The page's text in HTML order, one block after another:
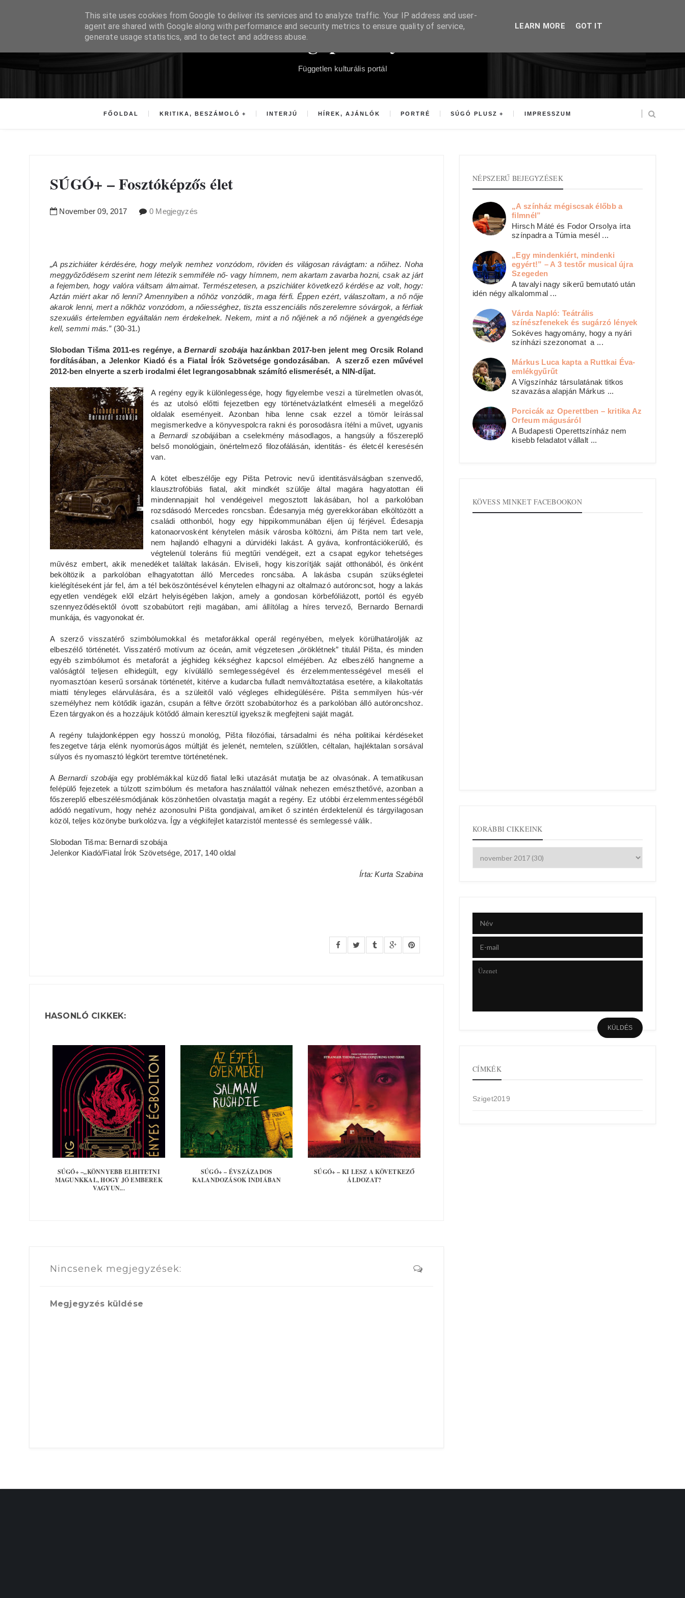
Súgópéldány
Független kulturális portál
FŐOLDAL KRITIKA, BESZÁMOLÓ INTERJÚ HÍREK, AJÁNLÓK PORTRÉ SÚGÓ PLUSZ IMPRESSZUM
SÚGÓ+ – Fosztóképzős élet
November 09, 2017 0 Megjegyzés
„A pszichiáter kérdésére, hogy melyik nemhez vonzódom, röviden és világosan rávágtam: a nőihez. Noha
meggyőződésem szerint nem létezik semmiféle nő- vagy hímnem, nem akartam zavarba hozni, csak az járt
a fejemben, hogy valóra váltsam álmaimat. Természetesen, a pszichiáter következő kérdése az volt, hogy:
Aztán miért akar nő lenni? Amennyiben a nőhöz vonzódik, maga férfi. Éppen ezért, válaszoltam, a nő nője
akarok lenni, mert a nőkhöz vonzódom, a nőiességhez, tiszta esszenciális nőszerelemre sóvárgok, a férfiak
szexuális értelemben egyáltalán nem érdekelnek. Nekem, mint a nő nőjének a nő nőjének a gyengédsége
kell, semmi más.” (30-31.)
Slobodan Tišma 2011-es regénye, aBernardi szobája hazánkban 2017-ben jelent meg Orcsik Roland
fordításában, a Jelenkor Kiadó és a Fiatal Írók Szövetsége gondozásában. A szerző ezen művével
2012-ben elnyerte a szerb irodalmi élet legrangosabbnak számító elismerését, a NIN-díjat.
A regény egyik különlegessége, hogy figyelembe veszi a türelmetlen olvasót,
és az utolsó előtti fejezetben egy történetvázlatként elmeséli a megelőző
oldalak eseményeit. Azonban hiba lenne csak ezzel a tömör leírással
megismerkedve a könyvespolcra rakni és porosodásra ítélni a művet, ugyanis
a Bernardi szobájában a cselekmény másodlagos, a hangsúly a főszereplő
belső monológjain, önértelmező filozofálásán, identitás- és életcél keresésén
van.
A kötet elbeszélője egy Pišta Petrovic nevű identitásválságban szenvedő,
klausztrofóbiás fiatal, akit mindkét szülője által magára hagyatottan éli
mindennapjait hol vendégeivel megosztott lakásában, hol a parkolóban
rozsdásodó Mercedes roncsban. Édesanyja még gyerekkorában elköltözött a
családi otthonból, hogy egy hippikommunában éljen új férjével. Édesapja
katonaorvosként kénytelen másik városba költözni, ám Pišta nem tart vele,
nem hajlandó elhagyni a dúrvidéki lakást. A gyáva, konfrontációkerülő, és
végtelenül toleráns fiú megtűri vendégeit, ezt a csapat egykor tehetséges
művész embert, akik menedéket találtak lakásán. Elviseli, hogy kiszorítják saját otthonából, és önként
beköltözik a parkolóban elhagyatottan álló Mercedes roncsába. A lakásba csupán szükségletei
kielégítéseként jár fel, ám a tél beköszöntésével kénytelen elhagyni az oltalmazó autóroncsot, hogy a lakás
egyetlen vendégek elől elzárt helyiségében lakjon, amely a gondosan körbefóliázott, portól és egyéb
szennyeződésektől óvott szobabútort rejti magában, ami állítólag a híres tervező, Bernardo Bernardi
munkája, és vagyonokat ér.
A szerző visszatérő szimbólumokkal és metaforákkal operál regényében, melyek körülhatárolják az
elbeszélő történetét. Visszatérő motívum az óceán, amit végzetesen „öröklétnek” titulál Pišta, és minden
egyéb szimbólumot és metaforát a jéghideg kékséghez kapcsol elméjében. Az elbeszélő hangneme a
valóságtól teljesen elhidegült, egy kívülálló semlegességével és érzelemmentességével meséli el
nyomasztóan keserű sorsának történetét, kitérve a kudarcba fulladt nemváltoztatása esetére, a kilakoltatás
miatti tényleges elárvulására, és a szüleitől való végleges elhidegülésére. Pišta semmilyen hús-vér
személyhez nem kötődik igazán, csupán a féltve őrzött szobabútorhoz és a parkolóban álló autóroncshoz.
Ezen tárgyakon és a hozzájuk kötődő álmain keresztül igyekszik megfejteni saját magát.
A regény tulajdonképpen egy hosszú monológ, Pišta filozófiai, társadalmi és néha politikai kérdéseket
feszegetve tárja elénk nyomorúságos múltját és jelenét, nemtelen, szülőtlen, céltalan, hajléktalan sorsával
súlyos és nyomasztó légkört teremtve történetének.
ABernardi szobája egy problémákkal küzdő fiatal lelki utazását mutatja be az olvasónak. A tematikusan
felépülő fejezetek a túlzott szimbólum és metafora használattól válnak nehezen emészthetővé, azonban a
főszereplő elbeszélésmódjának köszönhetően olvastatja magát a regény. Ez utóbbi érzelemmentességéből
adódó negatívum, hogy nehéz azonosulni Pišta gondjaival, amiket ő szintén érdektelenül és tárgyilagosan
közöl, teljes közönybe burkolózva. Így a végkifejlet katarzistól mentessé és semlegessé válik.
Slobodan Tišma: Bernardi szobája
Jelenkor Kiadó/Fiatal Írók Szövetsége, 2017, 140 oldal
Írta: Kurta Szabina
HASONLÓ CIKKEK:
SÚGÓ+ –„KÖNNYEBB ELHITETNI
MAGUNKKAL, HOGY JÓ EMBEREK
VAGYUN...
SÚGÓ+ – ÉVSZÁZADOS
KALANDOZÁSOK INDIÁBAN
SÚGÓ+ – KI LESZ A KÖVETKEZŐ
ÁLDOZAT?
Nincsenek megjegyzések:
Megjegyzés küldése
NÉPSZERŰ BEJEGYZÉSEK
„A színház mégiscsak élőbb a
filmnél”
Hirsch Máté és Fodor Orsolya írta
színpadra a Túmia mesél ...
„Egy mindenkiért, mindenki
egyért!” – A 3 testőr musical újra
Szegeden
A tavalyi nagy sikerű bemutató után
idén négy alkalommal ...
Várda Napló: Teátrális
színészfenekek és sugárzó lények
Sokéves hagyomány, hogy a nyári
színházi szezonomat a ...
Márkus Luca kapta a Ruttkai Éva-
emlékgyűrűt
A Vígszínház társulatának titkos
szavazása alapján Márkus ...
Porcicák az Operettben – kritika Az
Orfeum mágusáról
A Budapesti Operettszínház nem
kisebb feladatot vállalt ...
KÖVESS MINKET FACEBOOKON
KORÁBBI CIKKEINK
CÍMKÉK
Sziget2019
This site uses cookies from Google to deliver its services and to analyze traffic. Your IP address and user-
agent are shared with Google along with performance and security metrics to ensure quality of service,
generate usage statistics, and to detect and address abuse.
LEARN MORE GOT IT